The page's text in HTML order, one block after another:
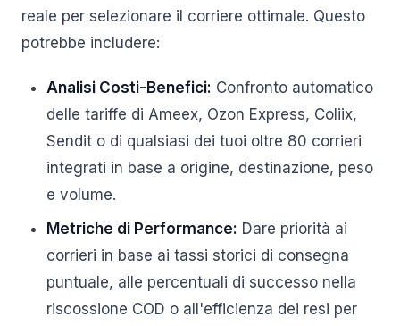
reale per selezionare il corriere ottimale. Questo
potrebbe includere:
Analisi Costi-Benefici: Confronto automatico
delle tariffe di Ameex, Ozon Express, Coliix,
Sendit o di qualsiasi dei tuoi oltre 80 corrieri
integrati in base a origine, destinazione, peso
e volume.
Metriche di Performance: Dare priorità ai
corrieri in base ai tassi storici di consegna
puntuale, alle percentuali di successo nella
riscossione COD o all'efficienza dei resi per